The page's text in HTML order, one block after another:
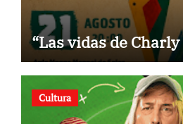
“Las vidas de Charly
Cultura